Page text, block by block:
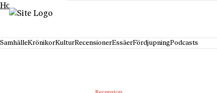
Hoppa till innehåll
SamhälleKrönikorKulturRecensionerEssäerFördjupningPodcasts